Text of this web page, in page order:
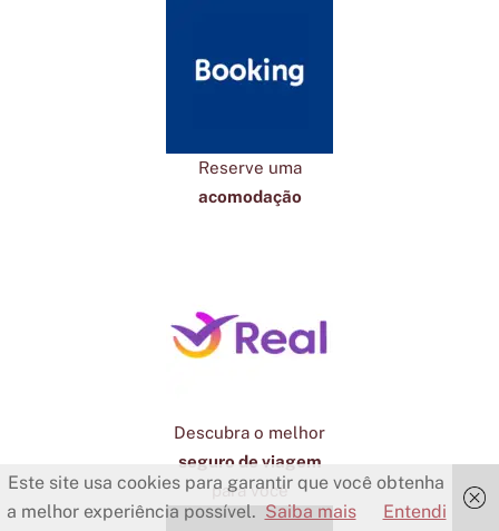
Reserve uma
acomodação
Descubra o melhor
seguro de viagem
para você
Este site usa cookies para garantir que você obtenha
a melhor experiência possível. Saiba mais Entendi